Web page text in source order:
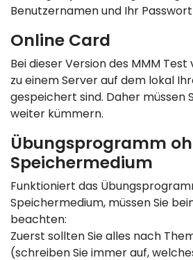
Benutzernamen und Ihr
Online Card
Bei dieser Version des MMM
zu einem Server auf dem lokal
gespeichert sind. Daher müssen
weiter kümmern.
Übungsprogramm
Speichermedium
Funktioniert das
Speichermedium, müssen Sie
beachten:
Zuerst sollten Sie alles nach
(schreiben Sie immer auf,